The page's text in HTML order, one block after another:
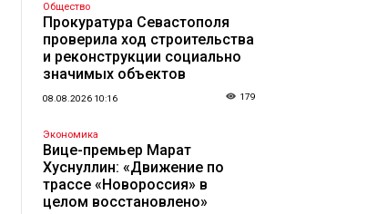
Общество
Прокуратура Севастополя
проверила ход строительства
и реконструкции социально
значимых объектов
08.08.2026 10:16 179
Экономика
Вице-премьер Марат
Хуснуллин: «Движение по
трассе «Новороссия» в
целом восстановлено»